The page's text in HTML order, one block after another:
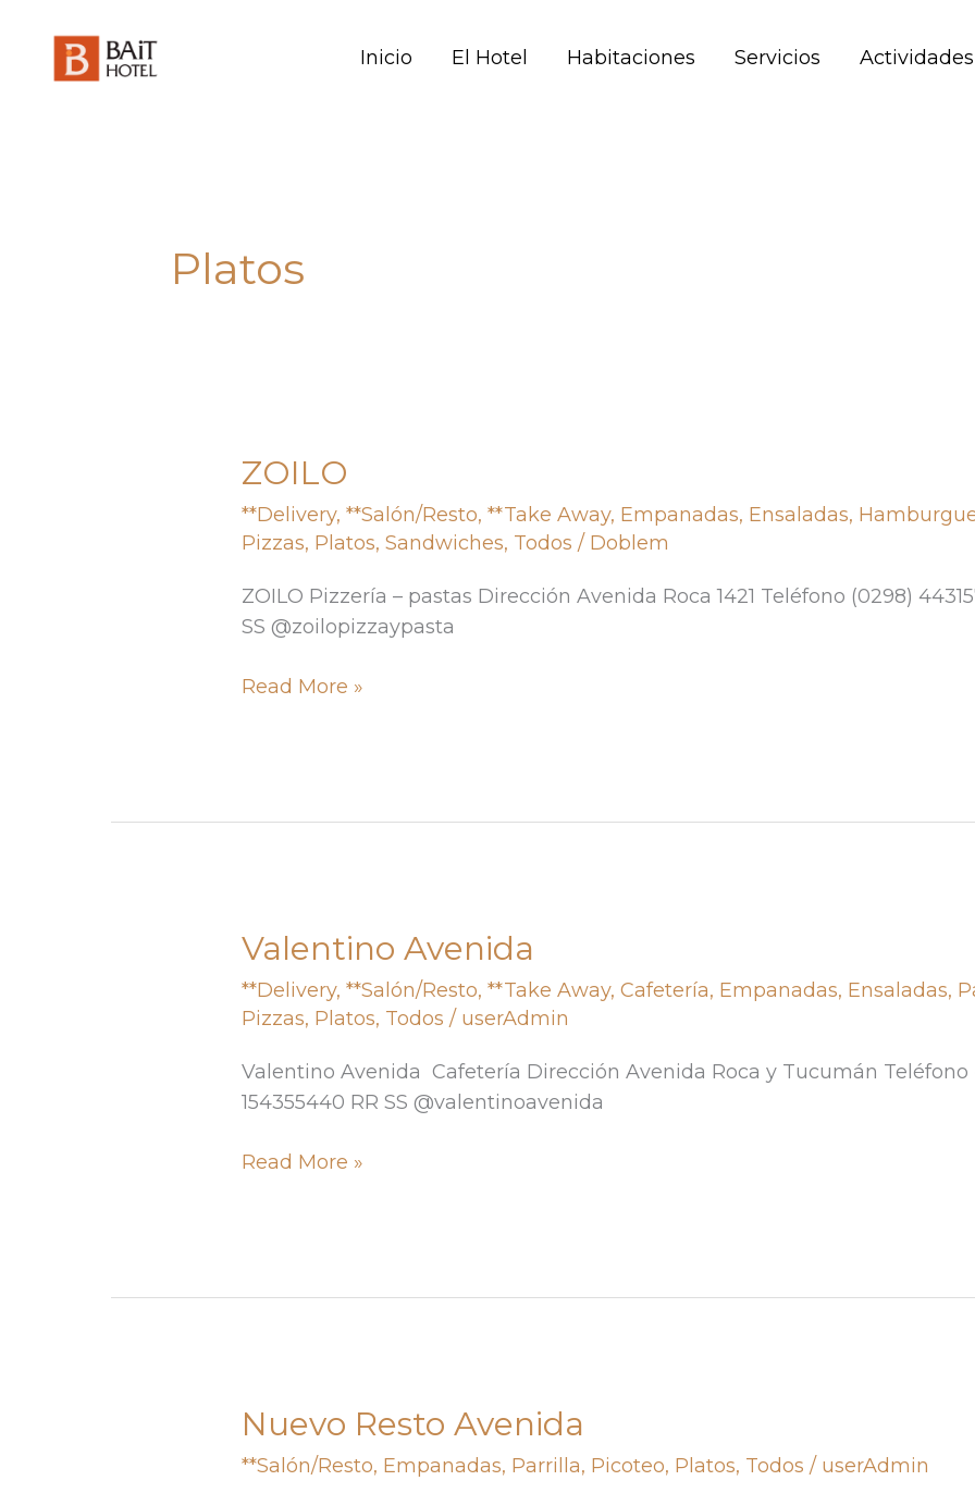
content
Inicio El Hotel Habitaciones Servicios Actividades
Platos
ZOILO
**Delivery,**Salón/Resto,**Take Away, Empanadas, Ensaladas,
Pizzas, Platos,Sandwiches, Todos / Doblem
ZOILO Pizzería – pastas Dirección Avenida Roca 1421 Teléfono (0298)
SS @zoilopizzaypasta
ZOILO
Read More »
Valentino Avenida
**Delivery,**Salón/Resto,**Take Away,Cafetería, Empanadas, Ensaladas,
Pizzas, Platos, Todos / userAdmin
Valentino Avenida Cafetería Dirección Avenida Roca y Tucumán Teléfono
154355440 RR SS @valentinoavenida
Valentino
Read More »
Nuevo Resto Avenida
**Salón/Resto, Empanadas, Parrilla, Picoteo, Platos, Todos / userAdmin
Nuevo
Avenida